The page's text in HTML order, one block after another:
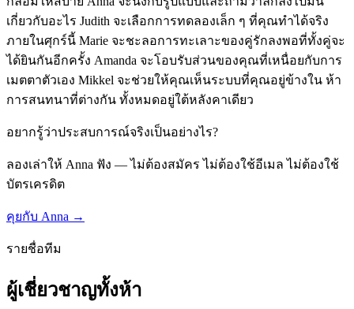
เกี่ยวกับอะไร Judith จะเลือกการทดลองเล็ก ๆ ที่คุณทำได้จริง
ภายในศุกร์นี้ Marie จะชะลอการทะเลาะของคู่รักลงพอที่ทั้งคู่จะ
ได้ยินกันอีกครั้ง Amanda จะโอบรับส่วนของคุณที่เหนื่อยกับการ
เมตตาตัวเอง Mikkel จะช่วยให้คุณเห็นระบบที่คุณอยู่ข้างใน ห้า
การสนทนาที่ต่างกัน ทั้งหมดอยู่ใต้หลังคาเดียว
อยากรู้ว่าประสบการณ์จริงเป็นอย่างไร?
ลองเล่าให้ Anna ฟัง — ไม่ต้องสมัคร ไม่ต้องใช้อีเมล ไม่ต้องใช้
บัตรเครดิต
คุยกับ Anna →
รายชื่อทีม
ผู้เชี่ยวชาญทั้งห้า